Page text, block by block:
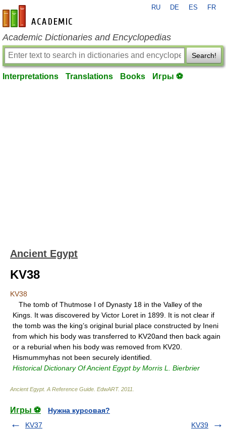
en-academic.com
RU DE ES FR
Academic Dictionaries and Encyclopedias
Search!
Interpretations Translations Books Игры ⚽
Ancient Egypt
KV38
KV38
The tomb of Thutmose I of Dynasty 18 in the Valley of the
Kings. It was discovered by Victor Loret in 1899. It is not clear if
the tomb was the king’s original burial place constructed by Ineni
from which his body was transferred to KV20and then back again
or a reburial when his body was removed from KV20.
Hismummyhas not been securely identified.
Historical Dictionary Of Ancient Egypt by Morris L. Bierbrier
Ancient Egypt. A Reference Guide EdwART. 2011
Игры ⚽
Нужна курсовая?
KV37
KV39